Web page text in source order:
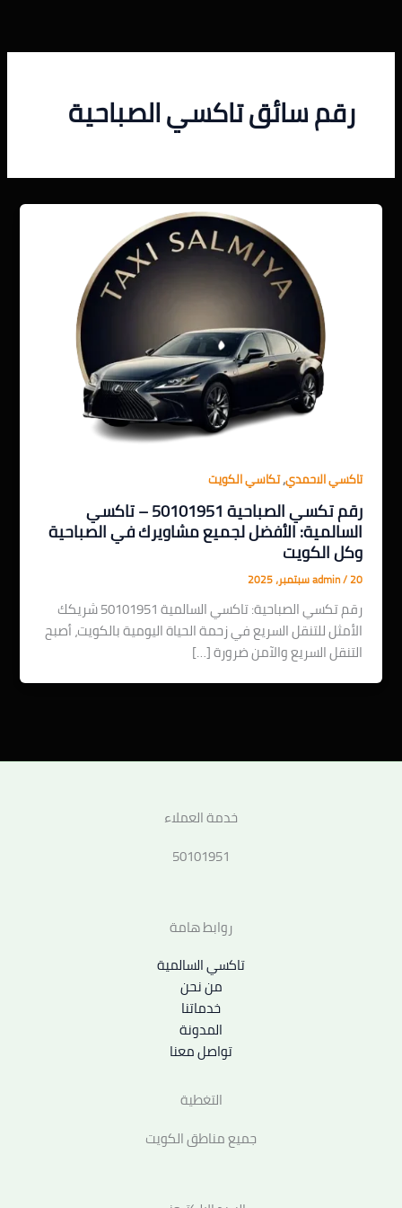
المحتوى
رقم سائق تاكسي الصباحية
تاكسي الاحمدي,تكاسي الكويت
رقم تكسي الصباحية 50101951 – تاكسي
السالمية: الأفضل لجميع مشاويرك في الصباحية
وكل الكويت
admin/20 سبتمبر، 2025
رقم تكسي الصباحية: تاكسي السالمية 50101951 شريكك
الأمثل للتنقل السريع في زحمة الحياة اليومية بالكويت، أصبح
التنقل السريع والآمن ضرورة […]
خدمة العملاء
50101951
روابط هامة
تاكسي السالمية
من نحن
خدماتنا
المدونة
تواصل معنا
التغطية
جميع مناطق الكويت